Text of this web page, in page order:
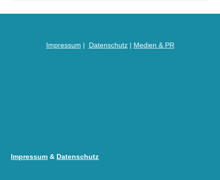
Impressum | Datenschutz| Medien & PR
Impressum & Datenschutz